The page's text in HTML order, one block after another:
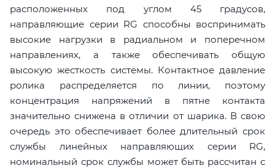
расположенных под углом 45 градусов,
направляющие серии RG способны воспринимать
высокие нагрузки в радиальном и поперечном
направлениях, а также обеспечивать общую
высокую жесткость системы. Контактное давление
ролика распределяется по линии, поэтому
концентрация напряжений в пятне контакта
значительно снижена в отличии от шарика. В свою
очередь это обеспечивает более длительный срок
службы линейных направляющих серии RG,
номинальный срок службы может быть рассчитан с